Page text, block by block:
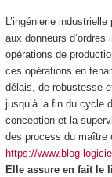
L’ingénierie
aux donneurs d’ordres
opérations de
ces opérations en
délais, de robustesse
jusqu’à la fin du cycle
conception et la
des process du maître
https://www.blog-
Elle assure en fait le